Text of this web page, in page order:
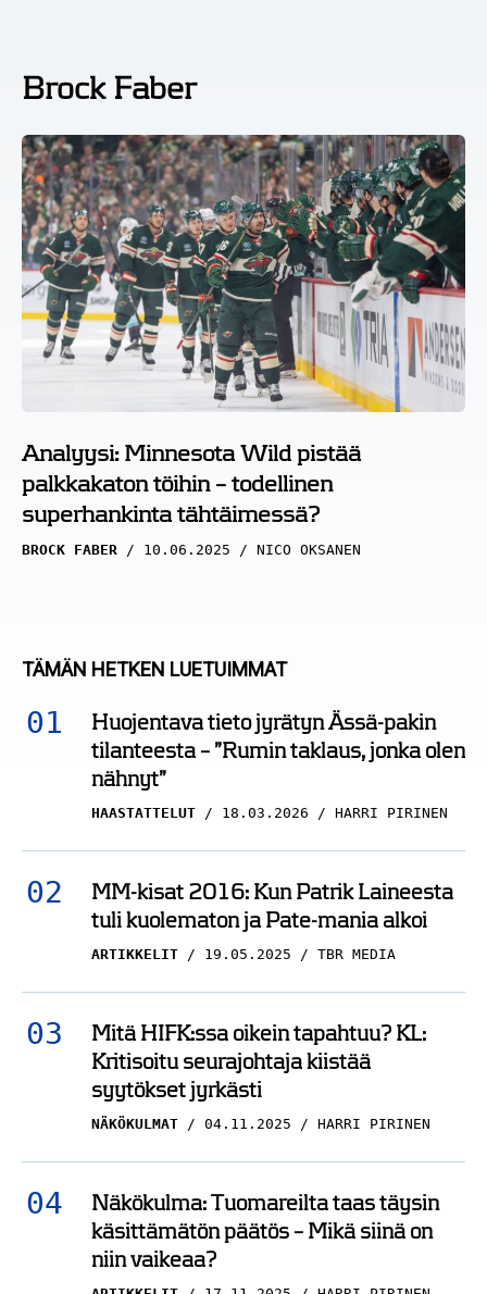
Brock Faber
Analyysi: Minnesota Wild pistää
palkkakaton töihin – todellinen
superhankinta tähtäimessä?
BROCK FABER 10.06.2025 NICO OKSANEN
TÄMÄN HETKEN LUETUIMMAT
Huojentava tieto jyrätyn Ässä-pakin
tilanteesta – ”Rumin taklaus, jonka olen
nähnyt”
HAASTATTELUT 18.03.2026 HARRI PIRINEN
MM-kisat 2016: Kun Patrik Laineesta
tuli kuolematon ja Pate-mania alkoi
ARTIKKELIT 19.05.2025 TBR MEDIA
Mitä HIFK:ssa oikein tapahtuu? KL:
Kritisoitu seurajohtaja kiistää
syytökset jyrkästi
NÄKÖKULMAT 04.11.2025 HARRI PIRINEN
Näkökulma: Tuomareilta taas täysin
käsittämätön päätös – Mikä siinä on
niin vaikeaa?